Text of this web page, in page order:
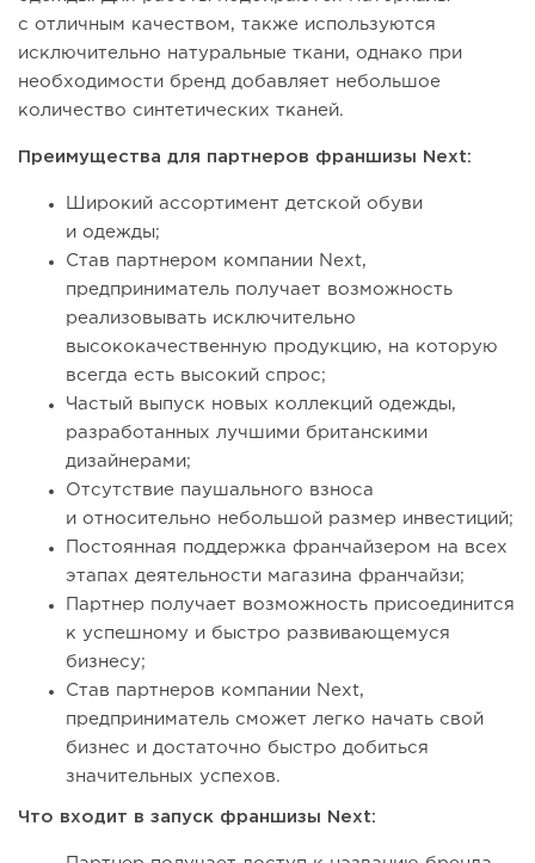
с отличным качеством, также используются
исключительно натуральные ткани, однако при
необходимости бренд добавляет небольшое
количество синтетических тканей.
Преимущества для партнеров франшизы Next:
Широкий ассортимент детской обуви
и одежды;
Став партнером компании Next,
предприниматель получает возможность
реализовывать исключительно
высококачественную продукцию, на которую
всегда есть высокий спрос;
Частый выпуск новых коллекций одежды,
разработанных лучшими британскими
дизайнерами;
Отсутствие паушального взноса
и относительно небольшой размер инвестиций;
Постоянная поддержка франчайзером на всех
этапах деятельности магазина франчайзи;
Партнер получает возможность присоединится
к успешному и быстро развивающемуся
бизнесу;
Став партнеров компании Next,
предприниматель сможет легко начать свой
бизнес и достаточно быстро добиться
значительных успехов.
Что входит в запуск франшизы Next: